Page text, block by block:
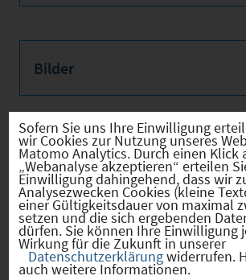
Bilder
Wir weisen ausdrücklich darauf hin,
vorstehende Informationen auf den
Anbieters beruhen und von uns nicht
Plausibilität, Vollständigkeit und
überprüft wurden. Für den Inhalt der
übernehmen wir keine Haftung!
Sofern Sie uns Ihre Einwilligung
wir Cookies zur Nutzung unseres
Matomo Analytics. Durch einen Klick
„Webanalyse akzeptieren“ erteilen
Einwilligung dahingehend, dass wir
Analysezwecken Cookies (kleine
einer Gültigkeitsdauer von maximal
setzen und die sich ergebenden
dürfen. Sie können Ihre Einwilligung
Wirkung für die Zukunft in unserer
Datenschutzerklärungwiderrufen.
auch weitere Informationen.